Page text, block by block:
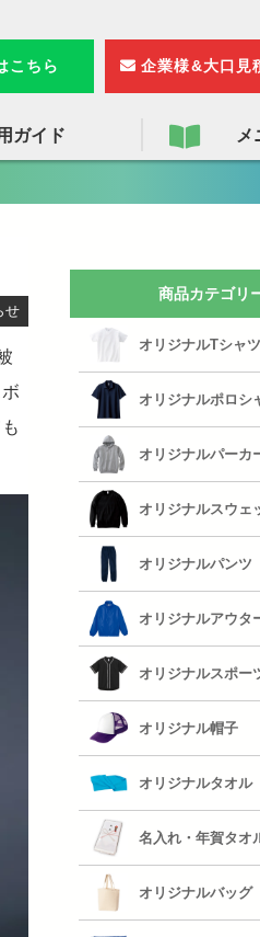
こちら 企業様&大口見
ガイド メ
せ
商品カテゴリ
オリジナルTシャツ
オリジナルポロシ
オリジナルパーカ
オリジナルスウェ
オリジナルパンツ
オリジナルアウタ
オリジナルスポー
オリジナル帽子
オリジナルタオル
名入れ・年賀タオ
オリジナルバッグ
索